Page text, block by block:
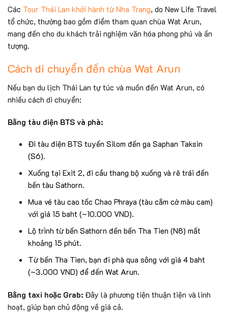
Các Tour Thái Lan khởi hành từ Nha Trang, do New Life Travel
tổ chức, thường bao gồm điểm tham quan chùa Wat Arun,
mang đến cho du khách trải nghiệm văn hóa phong phú và ấn
tượng.
Cách di chuyển đến chùa Wat Arun
Nếu bạn du lịch Thái Lan tự túc và muốn đến Wat Arun, có
nhiều cách di chuyển:
Bằng tàu điện BTS và phà:
Đi tàu điện BTS tuyến Silom đến ga Saphan Taksin
(S6).
Xuống tại Exit 2, đi cầu thang bộ xuống và rẽ trái đến
bến tàu Sathorn.
Mua vé tàu cao tốc Chao Phraya (tàu cắm cờ màu cam)
với giá 15 baht (~10.000 VND).
Lộ trình từ bến Sathorn đến bến Tha Tien (N8) mất
khoảng 15 phút.
Từ bến Tha Tien, bạn đi phà qua sông với giá 4 baht
(~3.000 VND) để đến Wat Arun.
Bằng taxi hoặc Grab: Đây là phương tiện thuận tiện và linh
hoạt, giúp bạn chủ động về giá cả.